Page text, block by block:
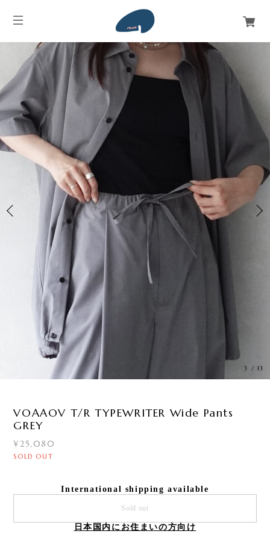
3 / 13
VOAAOV T/R TYPEWRITER Wide Pants
GREY
¥25,080
SOLD OUT
International shipping available
Sold out
日本国内にお住まいの方向け